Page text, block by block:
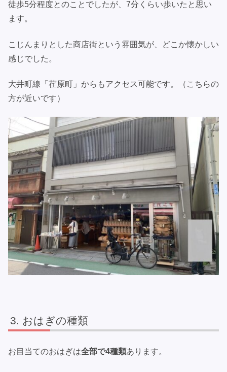
徒歩5分程度とのことでしたが、7分くらい歩いたと思い
ます。
こじんまりとした商店街という雰囲気が、どこか懐かしい
感じでした。
大井町線「荏原町」からもアクセス可能です。（こちらの
方が近いです）
おはぎの種類
お目当てのおはぎは全部で4種類あります。